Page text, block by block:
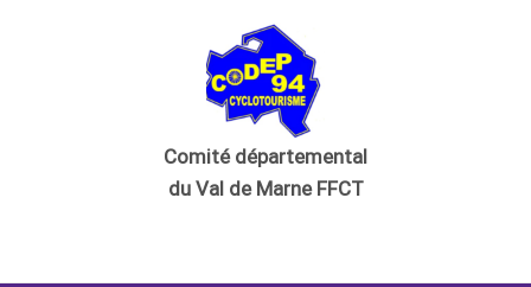
Comité départemental
du Val de Marne FFCT